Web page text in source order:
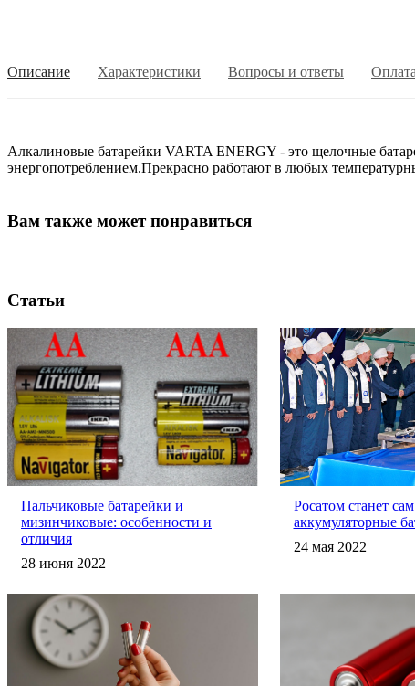
Описание Характеристики Вопросы и ответы Оплата
Алкалиновые батарейки VARTA ENERGY - это щелочные
энергопотреблением.Прекрасно работают в любых
Вам также может понравиться
Статьи
Пальчиковые батарейки и
мизинчиковые: особенности и
отличия
28 июня 2022
Росатом станет
аккумуляторные
24 мая 2022